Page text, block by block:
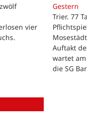
vier
Gestern
Trier. 77
Auftakt
wartet
die SG